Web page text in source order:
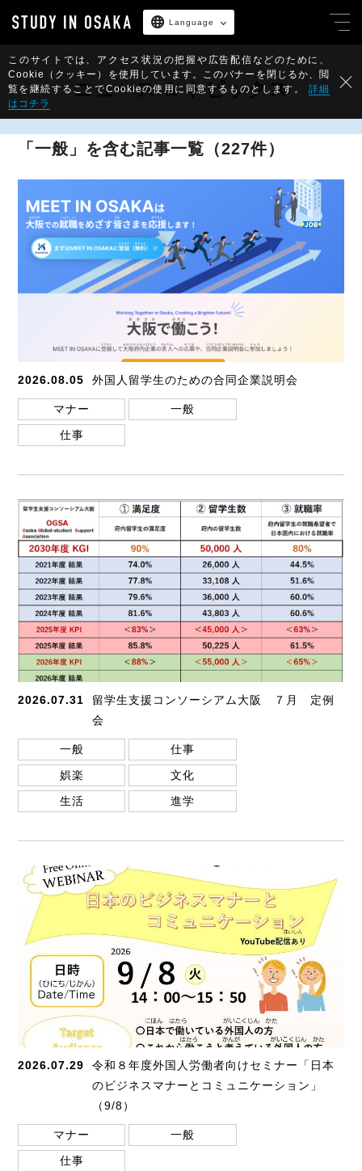
このサイトでは、アクセス状況の把握や広告配信などのために、
Cookie（クッキー）を使用しています。 このバナーを閉じるか、閲
覧を継続することでCookieの使用に同意するものとします。 詳細
はコチラ
Language
ニュース & トピックス
「一般」 を含む記事一覧（227件）
2026.08.05 外国人留学生のための合同企業説明会
マナー
一般
仕事
2026.07.31
留学生支援コンソーシアム大阪 ７月 定例
会
一般
仕事
娯楽
文化
生活
進学
2026.07.29
令和８年度外国人労働者向けセミナー「日本
のビジネスマナーとコミュニケーション」
（9/8）
マナー
一般
仕事